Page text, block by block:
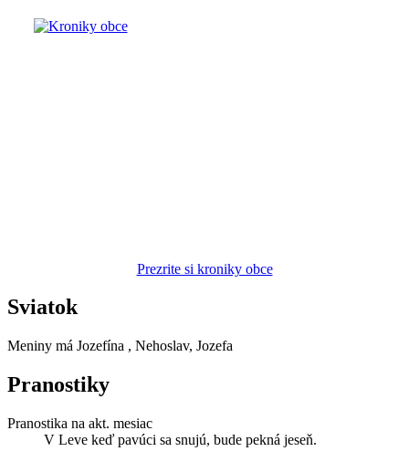
Prezrite si kroniky obce
Sviatok
Meniny má Jozefína , Nehoslav, Jozefa
Pranostiky
Pranostika na akt. mesiac
V Leve keď pavúci sa snujú, bude pekná jeseň.